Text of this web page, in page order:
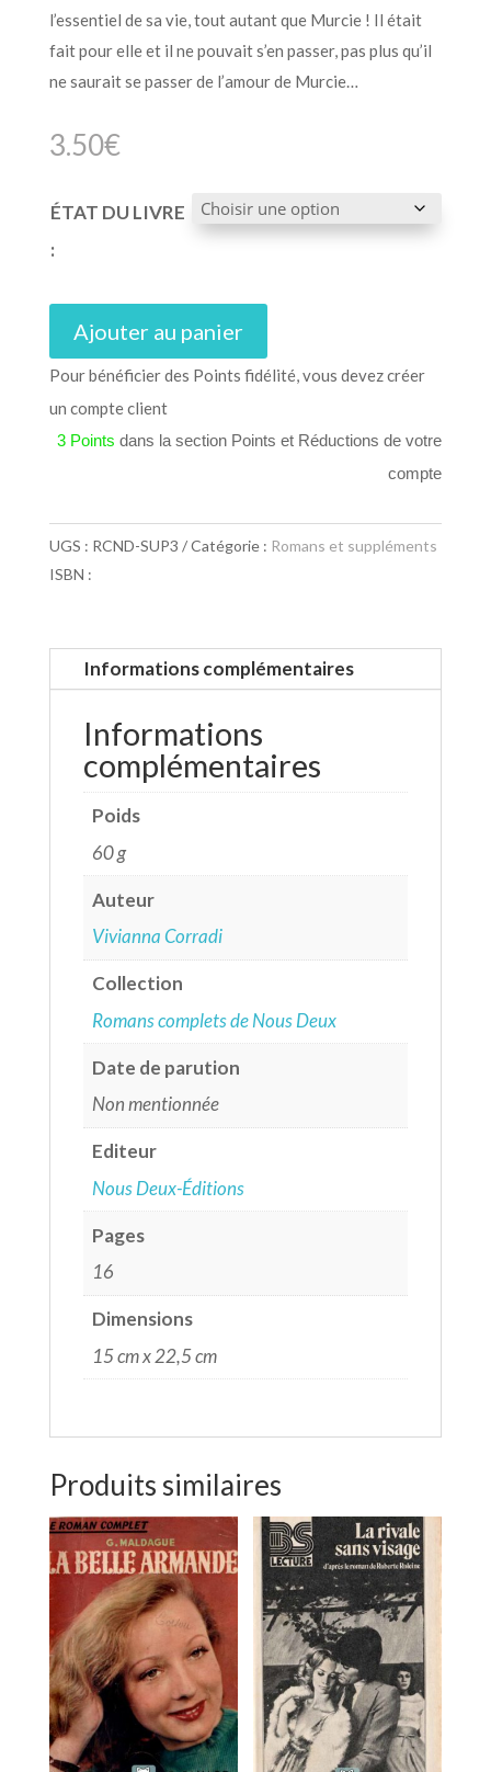
l’essentiel de sa vie, tout autant que Murcie ! Il était
fait pour elle et il ne pouvait s’en passer, pas plus qu’il
ne saurait se passer de l’amour de Murcie…
3.50€
ÉTAT DU LIVRE
:
Ajouter au panier
Pour bénéficier des Points fidélité, vous devez créer
un compte client
3 Points dans la section Points et Réductions de votre
compte
UGS : RCND-SUP3 Catégorie : Romans et suppléments
ISBN :
Informations complémentaires
Informations
complémentaires
Poids
60 g
Auteur
Vivianna Corradi
Collection
Romans complets de Nous Deux
Date de parution
Non mentionnée
Editeur
Nous Deux-Éditions
Pages
16
Dimensions
15 cm x 22,5 cm
Produits similaires